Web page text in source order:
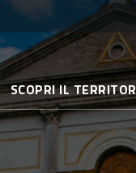
SCOPRI IL